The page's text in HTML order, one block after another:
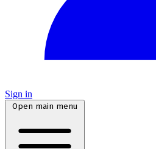
Sign in
Open main menu